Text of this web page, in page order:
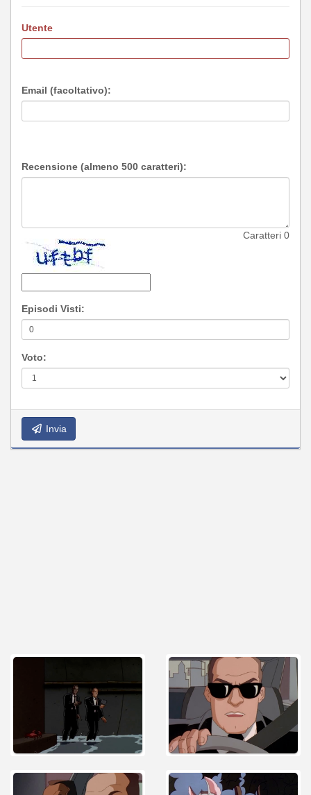
Utente
Email (facoltativo):
Recensione (almeno 500 caratteri):
Caratteri 0
Episodi Visti:
Voto:
Invia